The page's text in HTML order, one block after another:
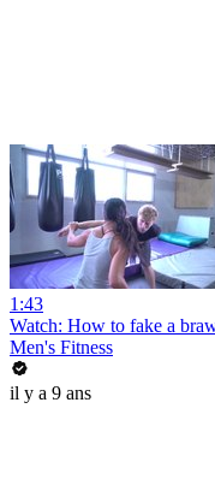
1:43
Watch: How to fake a
Men's Fitness
il y a 9 ans